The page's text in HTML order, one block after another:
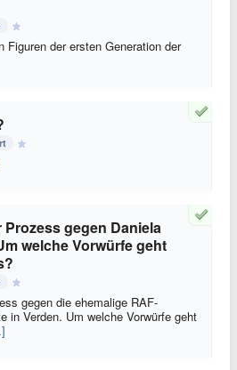
Figuren der ersten Generation der
gegen Daniela
welche Vorwürfe geht
gegen die ehemalige RAF-
in Verden. Um welche Vorwürfe geht